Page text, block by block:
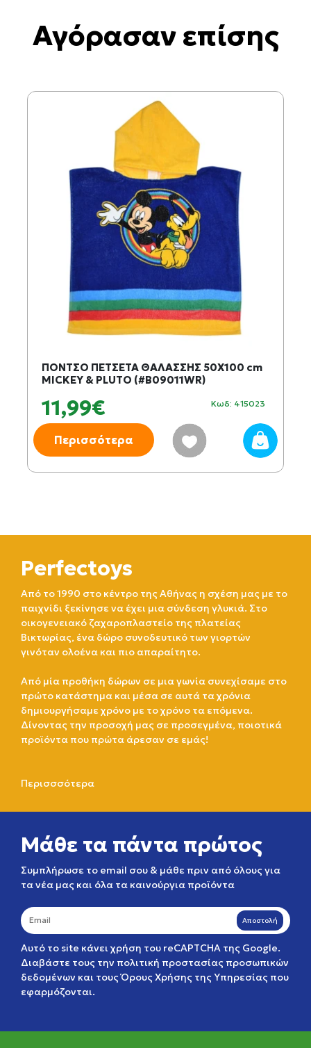
Αγόρασαν επίσης
ΠΟΝΤΣΟ ΠΕΤΣΕΤΑ ΘΑΛΑΣΣΗΣ 50X100 cm
MICKEY & PLUTO (#B09011WR)
11,99€ Κωδ: 415023
Περισσότερα
Perfectoys
Από το 1990 στο κέντρο της Αθήνας η σχέση μας με το
παιχνίδι ξεκίνησε να έχει μια σύνδεση γλυκιά. Στο
οικογενειακό ζαχαροπλαστείο της πλατείας
Βικτωρίας, ένα δώρο συνοδευτικό των γιορτών
γινόταν ολοένα και πιο απαραίτητο.
Από μία προθήκη δώρων σε μια γωνία συνεχίσαμε στο
πρώτο κατάστημα και μέσα σε αυτά τα χρόνια
δημιουργήσαμε χρόνο με το χρόνο τα επόμενα.
Δίνοντας την προσοχή μας σε προσεγμένα, ποιοτικά
προϊόντα που πρώτα άρεσαν σε εμάς!
Περισσσότερα
Μάθε τα πάντα πρώτος
Συμπλήρωσε το email σου & μάθε πριν από όλους για
τα νέα μας και όλα τα καινούργια προϊόντα
Αποστολή
Αυτό το site κάνει χρήση του reCAPTCHA της Google.
Διαβάστε τους την πολιτική προστασίας προσωπικών
δεδομένων και τουςΌρους Χρήσης της Υπηρεσίας που
εφαρμόζονται.